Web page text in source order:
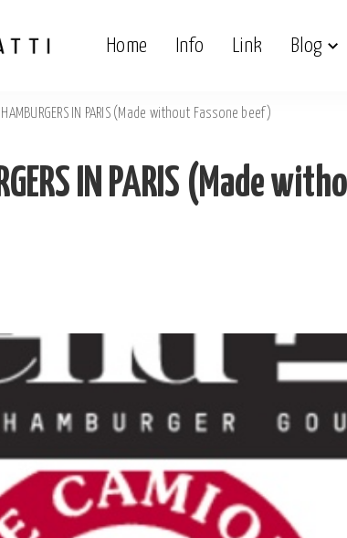
Home Info Link Blog
HAMBURGERS IN PARIS (Made without Fassone beef)
IN PARIS (Made